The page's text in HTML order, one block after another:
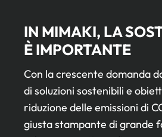
IN MIMAKI, LA
È IMPORTANTE
Con la crescente domanda
di soluzioni sostenibili e
riduzione delle emissioni di
giusta stampante di grande